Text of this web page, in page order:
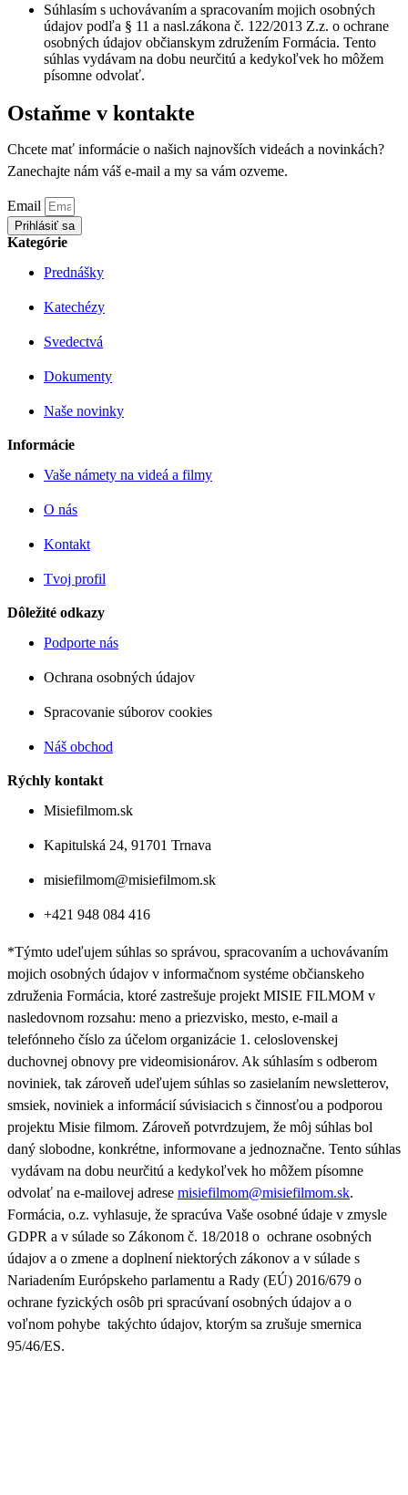
Súhlasím s uchovávaním a spracovaním mojich osobných
údajov podľa § 11 a nasl.zákona č. 122/2013 Z.z. o ochrane
osobných údajov občianskym združením Formácia. Tento
súhlas vydávam na dobu neurčitú a kedykoľvek ho môžem
písomne odvolať.
Ostaňme v kontakte
Chcete mať informácie o našich najnovších videách a novinkách?
Zanechajte nám váš e-mail a my sa vám ozveme.
Email
Prihlásiť sa
Kategórie
Prednášky
Katechézy
Svedectvá
Dokumenty
Naše novinky
Informácie
Vaše námety na videá a filmy
O nás
Kontakt
Tvoj profil
Dôležité odkazy
Podporte nás
Ochrana osobných údajov
Spracovanie súborov cookies
Náš obchod
Rýchly kontakt
Misiefilmom.sk
Kapitulská 24, 91701 Trnava
misiefilmom@misiefilmom.sk
+421 948 084 416
*Týmto udeľujem súhlas so správou, spracovaním a uchovávaním
mojich osobných údajov v informačnom systéme občianskeho
združenia Formácia, ktoré zastrešuje projekt MISIE FILMOM v
nasledovnom rozsahu: meno a priezvisko, mesto, e-mail a
telefónneho číslo za účelom organizácie 1. celoslovenskej
duchovnej obnovy pre videomisionárov. Ak súhlasím s odberom
noviniek, tak zároveň udeľujem súhlas so zasielaním newsletterov,
smsiek, noviniek a informácií súvisiacich s činnosťou a podporou
projektu Misie filmom. Zároveň potvrdzujem, že môj súhlas bol
daný slobodne, konkrétne, informovane a jednoznačne. Tento súhlas
vydávam na dobu neurčitú a kedykoľvek ho môžem písomne
odvolať na e-mailovej adrese misiefilmom@misiefilmom.sk.
Formácia, o.z. vyhlasuje, že spracúva Vaše osobné údaje v zmysle
GDPR a v súlade so Zákonom č. 18/2018 o ochrane osobných
údajov a o zmene a doplnení niektorých zákonov a v súlade s
Nariadením Európskeho parlamentu a Rady (EÚ) 2016/679 o
ochrane fyzických osôb pri spracúvaní osobných údajov a o
voľnom pohybe takýchto údajov, ktorým sa zrušuje smernica
95/46/ES.